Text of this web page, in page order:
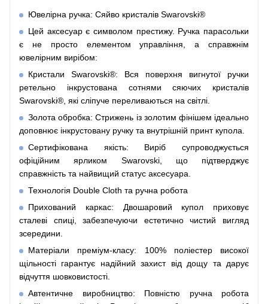
Ювелірна ручка: Сяйво кристалів Swarovski®
Цей аксесуар є символом престижу. Ручка парасольки
є не просто елементом управління, а справжнім
ювелірним вирібом:
Кристали Swarovski®: Вся поверхня вигнутої ручки
ретельно інкрустована сотнями сяючих кристалів
Swarovski®, які сліпуче переливаються на світлі.
Золота обробка: Стрижень із золотим фінішем ідеально
доповнює інкрустовану ручку та внутрішній принт купола.
Сертифікована якість: Виріб супроводжується
офіційним ярликом Swarovski, що підтверджує
справжність та найвищий статус аксесуара.
Технологія Double Cloth та ручна робота
Прихований каркас: Двошаровий купол приховує
сталеві спиці, забезпечуючи естетично чистий вигляд
зсередини.
Матеріали преміум-класу: 100% поліестер високої
щільності гарантує надійний захист від дощу та дарує
відчуття шовковистості.
Автентичне виробництво: Повністю ручна робота